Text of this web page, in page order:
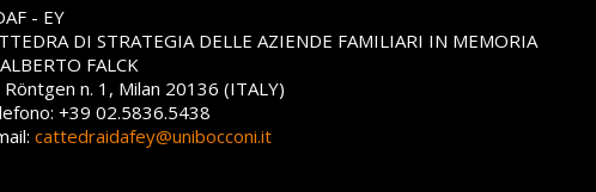
- EY
DI STRATEGIA DELLE AZIENDE FAMILIARI IN MEMORIA
FALCK
Röntgen n. 1, Milan 20136 (ITALY)
+39 02.5836.5438
cattedraidafey@unibocconi.it